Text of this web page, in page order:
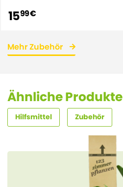
1599 €
Mehr Zubehör
Ähnliche Produkte
Hilfsmittel Zubehör